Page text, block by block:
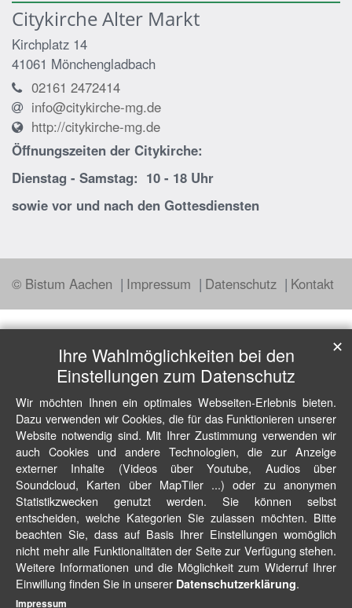
Citykirche Alter Markt
Kirchplatz 14
41061 Mönchengladbach
02161 2472414
info@citykirche-mg.de
http://citykirche-mg.de
Öffnungszeiten der Citykirche:
Dienstag - Samstag: 10 - 18 Uhr
sowie vor und nach den Gottesdiensten
© Bistum Aachen Impressum Datenschutz Kontakt
Ihre Wahlmöglichkeiten bei den
Einstellungen zum Datenschutz
Wir möchten Ihnen ein optimales Webseiten-Erlebnis bieten.
Dazu verwenden wir Cookies, die für das Funktionieren unserer
Website notwendig sind. Mit Ihrer Zustimmung verwenden wir
auch Cookies und andere Technologien, die zur Anzeige
externer Inhalte (Videos über Youtube, Audios über
Soundcloud, Karten über MapTiler ...) oder zu anonymen
Statistikzwecken genutzt werden. Sie können selbst
entscheiden, welche Kategorien Sie zulassen möchten. Bitte
beachten Sie, dass auf Basis Ihrer Einstellungen womöglich
nicht mehr alle Funktionalitäten der Seite zur Verfügung stehen.
Weitere Informationen und die Möglichkeit zum Widerruf Ihrer
Einwillung finden Sie in unserer Datenschutzerklärung.
✕
Impressum